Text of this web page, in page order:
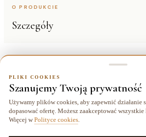
O PRODUKCIE
Szczegóły
Opis
Hamak MATEO 3 w kolorze karmelowym
200 cm z maksymalnym obciążeniem
system zawieszenia — bez montażu.
do przechowywania i transportu.
PLIKI COOKIES
Szanujemy Twoją prywatność
Używamy plików cookies, aby zapewnić działanie
dopasować ofertę. Możesz zaakceptować
Więcej w Polityce cookies